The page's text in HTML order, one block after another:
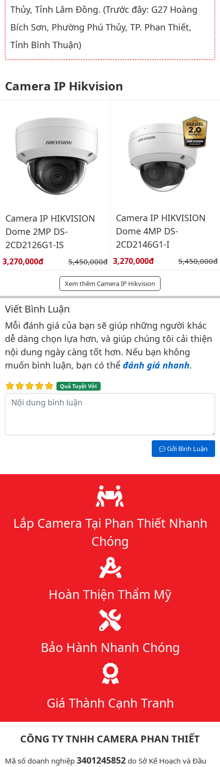
Thủy, Tỉnh Lâm Đồng. (Trước đây: G27 Hoàng
Bích Sơn, Phường Phú Thủy, TP. Phan Thiết,
Tỉnh Bình Thuận)
Camera IP Hikvision
Camera IP HIKVISION
Dome 2MP DS-
2CD2126G1-IS
Giá bán:
3,270,000đ Giá gốc:
5,450,000đ
Camera IP HIKVISION
Dome 4MP DS-
2CD2146G1-I
Giá bán:
3,270,000đ Giá gốc:
5,450,000đ
Xem thêm Camera IP Hikvision
Bình luận & Đánh giá
Viết Bình Luận
Mỗi đánh giá của bạn sẽ giúp những người khác
dễ dàng chọn lựa hơn, và giúp chúng tôi cải thiện
nội dung ngày càng tốt hơn. Nếu bạn không
muốn bình luận, bạn có thể đánh giá nhanh.
Quá Tuyệt Vời
Nội dung bình luận
Gởi Bình Luận
Lý do chọn chúng tôi
Lắp Camera Tại Phan Thiết Nhanh
Chóng
Hoàn Thiện Thẩm Mỹ
Bảo Hành Nhanh Chóng
Giá Thành Cạnh Tranh
CÔNG TY TNHH CAMERA PHAN THIẾT
Mã số doanh nghiệp 3401245852 do Sở Kế Hoạch và Đầu